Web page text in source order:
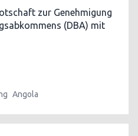
zur Genehmigung
(DBA) mit
Angola